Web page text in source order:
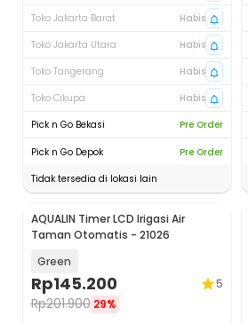
Toko Jakarta Barat
Habis
Toko Jakarta Utara
Habis
Toko Tangerang
Habis
Toko Cikupa
Habis
Pick n Go Bekasi
Pre Order
Pick n Go Depok
Pre Order
Tidak tersedia di lokasi lain
AQUALIN Timer LCD Irigasi Air
Taman Otomatis - 21026
Green
Rp145.200
Rp201.900 29%
5